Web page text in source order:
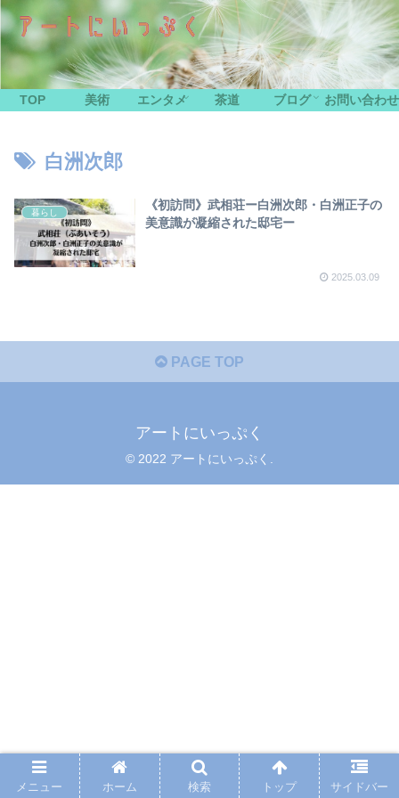
TOP 美術 エンタメ 茶道 ブログ お問い合わせ
白洲次郎
暮らし
《初訪問》武相荘ー白洲次郎・白洲正子の
美意識が凝縮された邸宅ー
2025.03.09
PAGE TOP
アートにいっぷく
© 2022 アートにいっぷく.
メニュー ホーム 検索 トップ サイドバー